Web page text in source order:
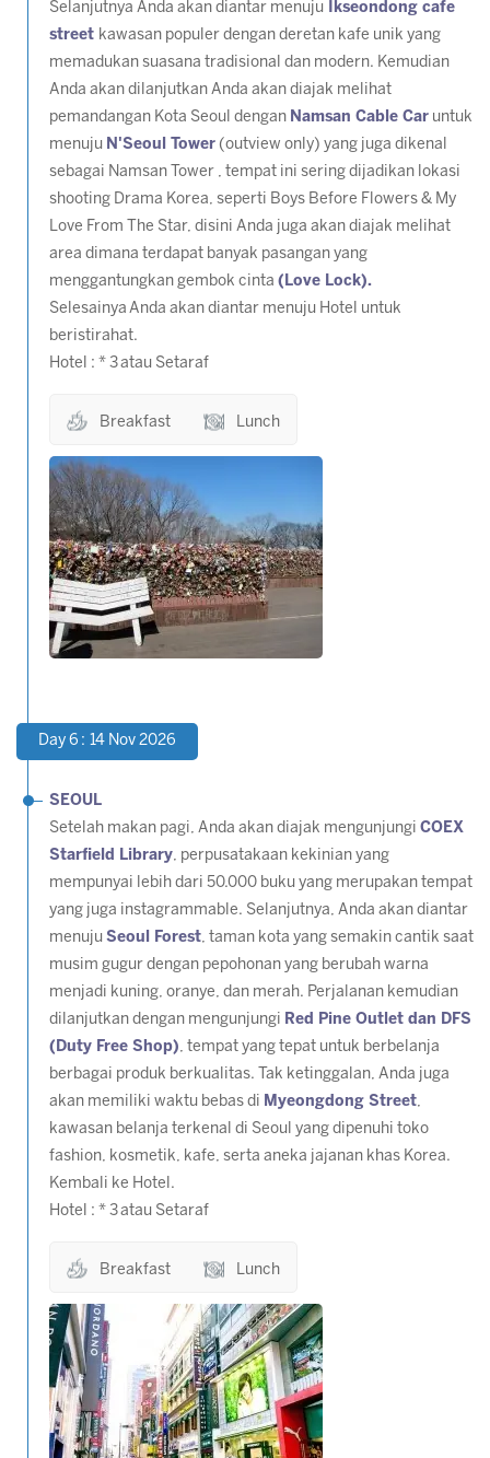
Selanjutnya Anda akan diantar menuju Ikseondong cafe
street kawasan populer dengan deretan kafe unik yang
memadukan suasana tradisional dan modern. Kemudian
Anda akan dilanjutkan Anda akan diajak melihat
pemandangan Kota Seoul dengan Namsan Cable Car untuk
menuju N'Seoul Tower (outview only) yang juga dikenal
sebagai Namsan Tower , tempat ini sering dijadikan lokasi
shooting Drama Korea, seperti Boys Before Flowers & My
Love From The Star, disini Anda juga akan diajak melihat
area dimana terdapat banyak pasangan yang
menggantungkan gembok cinta (Love Lock).
Selesainya Anda akan diantar menuju Hotel untuk
beristirahat.
Hotel : * 3 atau Setaraf
Breakfast Lunch
Day 6 : 14 Nov 2026
SEOUL
Setelah makan pagi, Anda akan diajak mengunjungi COEX
Starfield Library, perpusatakaan kekinian yang
mempunyai lebih dari 50.000 buku yang merupakan tempat
yang juga instagrammable. Selanjutnya, Anda akan diantar
menuju Seoul Forest, taman kota yang semakin cantik saat
musim gugur dengan pepohonan yang berubah warna
menjadi kuning, oranye, dan merah. Perjalanan kemudian
dilanjutkan dengan mengunjungi Red Pine Outlet dan DFS
(Duty Free Shop), tempat yang tepat untuk berbelanja
berbagai produk berkualitas. Tak ketinggalan, Anda juga
akan memiliki waktu bebas di Myeongdong Street,
kawasan belanja terkenal di Seoul yang dipenuhi toko
fashion, kosmetik, kafe, serta aneka jajanan khas Korea.
Kembali ke Hotel.
Hotel : * 3 atau Setaraf
Breakfast Lunch